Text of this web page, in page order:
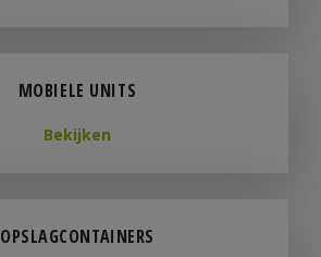
MOBIELE UNITS
Bekijken
OPSLAGCONTAINERS